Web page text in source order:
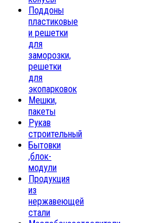
Поддоны
пластиковые
и решетки
для
заморозки,
решетки
для
экопарковок
Мешки,
пакеты
Рукав
строительный
Бытовки
,блок-
модули
Продукция
из
нержавеющей
стали